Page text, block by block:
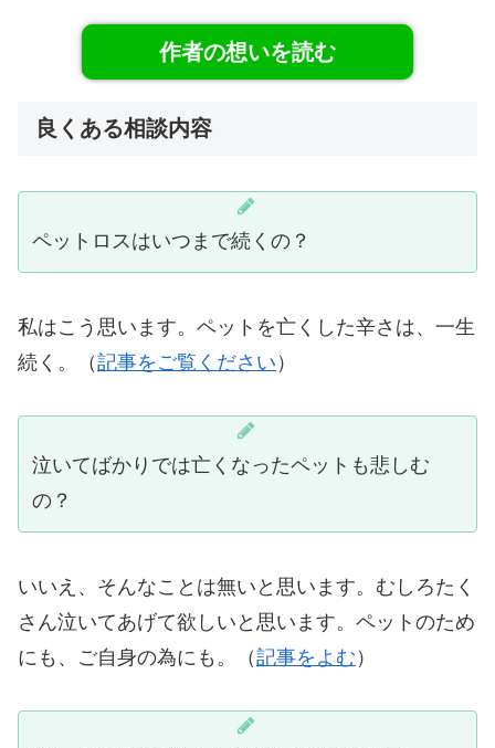
作者の想いを読む
良くある相談内容
ペットロスはいつまで続くの？
私はこう思います。ペットを亡くした辛さは、一生
続く。（記事をご覧ください ）
泣いてばかりでは亡くなったペットも悲しむ
の？
いいえ、そんなことは無いと思います。むしろたく
さん泣いてあげて欲しいと思います。ペットのため
にも、ご自身の為にも。（記事をよむ ）